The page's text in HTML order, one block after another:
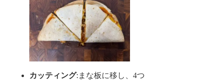
カッティング:まな板に移し、4つ